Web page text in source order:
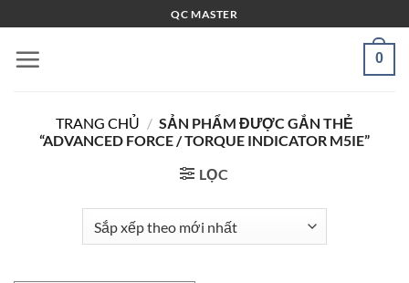
qua
nội
QC MASTER
0
TRANG CHỦ / SẢN PHẨM ĐƯỢC GẮN THẺ
“ADVANCED FORCE / TORQUE INDICATOR M5IE”
LỌC